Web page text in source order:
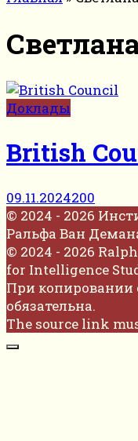
Доклады
British
09.11.2024200
© 2024 - 2026
Ральфа Ван
© 2024 - 2026
for Intelligence
При копировании
обязательна.
The source link